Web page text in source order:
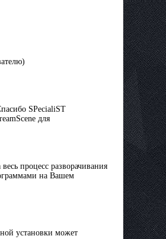
SPecialiST
для
процесс разворачивания
на Вашем
установки может